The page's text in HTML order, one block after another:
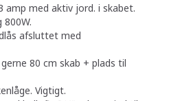
amp med aktiv jord. i skabet.
800W.
afsluttet med
80 cm skab + plads til
Vigtigt.